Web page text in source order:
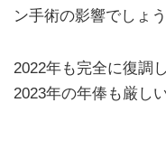
ン手術の影響でしょう
2022年も完全に復調
2023年の年俸も厳し